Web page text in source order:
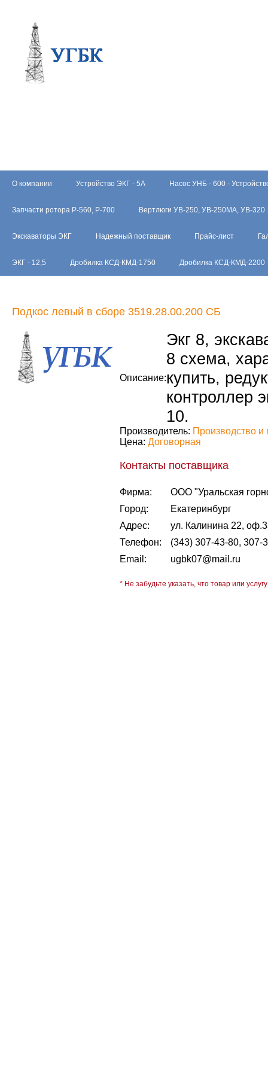
О компании Устройство ЭКГ - 5А Насос УНБ - 600 -
Запчасти ротора Р-560, Р-700 Вертлюги УВ-250, УВ-250МА, УВ-320
Экскаваторы ЭКГ Надежный поставщик Прайс-лист
ЭКГ - 12,5 Дробилка КСД-КМД-1750 Дробилка КСД-КМД-2200
Подкос левый в сборе 3519.28.00.200 СБ
Описание:
Экг 8,
8 схема,
купить,
контроллер
10.
Производитель: Производство и
Цена: Договорная
Контакты поставщика
Фирма:
ООО "Уральская
Город:
Екатеринбург
Адрес:
ул. Калинина 22,
Телефон:
(343) 307-43-80, 307-
Email:
ugbk07@mail.ru
* Не забудьте указать, что товар или